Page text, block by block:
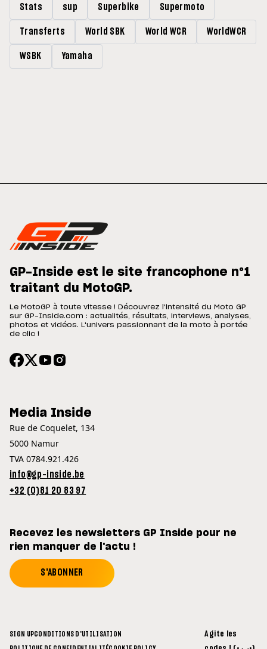
Stats sup Superbike Supermoto
Transferts World SBK World WCR WorldWCR
WSBK Yamaha
GP-Inside est le site francophone n°1
traitant du MotoGP.
Le MotoGP à toute vitesse ! Découvrez l'intensité du Moto GP
sur GP-Inside.com : actualités, résultats, interviews, analyses,
photos et vidéos. L'univers passionnant de la moto à portée
de clic !
Media Inside
Rue de Coquelet, 134
5000 Namur
TVA 0784.921.426
info@gp-inside.be
+32 (0)81 20 83 97
Recevez les newsletters GP Inside pour ne
rien manquer de l'actu !
S'ABONNER
SIGN UPCONDITIONS D'UTILISATION
Agite les